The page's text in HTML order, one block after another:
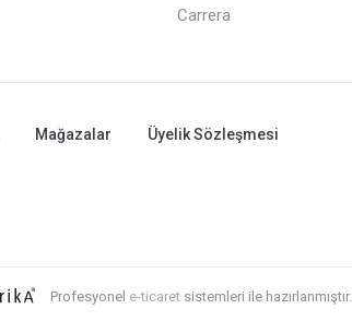
Carrera
Mağazalar
Üyelik Sözleşmesi
Profesyonel e-ticaretsistemleri ile hazırlanmıştır.